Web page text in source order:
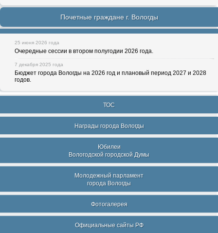
Почетные граждане г. Вологды
25 июня 2026 года
Очередные сессии в втором полугодии 2026 года.
7 декабря 2025 года
Бюджет города Вологды на 2026 год и плановый период 2027 и 2028
годов.
ТОС
Награды города Вологды
Юбилеи
Вологодской городской Думы
Молодежный парламент
города Вологды
Фотогалерея
Официальные сайты РФ